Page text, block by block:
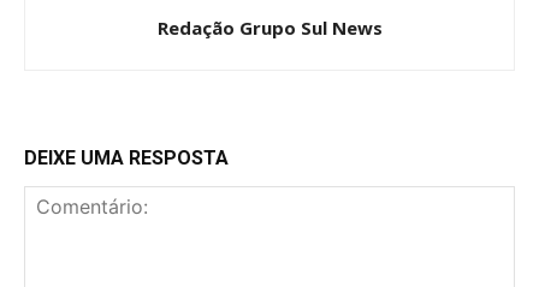
Redação Grupo Sul News
DEIXE UMA RESPOSTA